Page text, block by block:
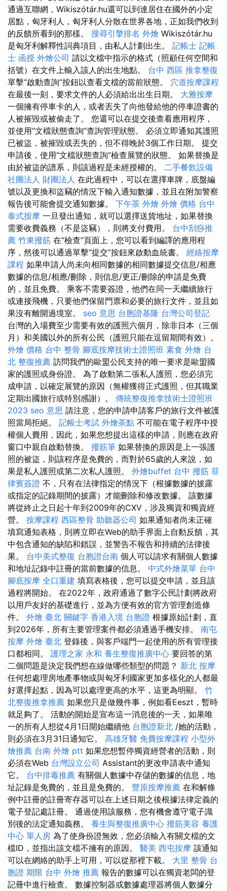
通過互聯網，Wikiszótár.hu還可以到達居住在國外的小定
居點，匈牙利人，匈牙利人分散在世界各地，正如我們收到
的反饋所看到的那樣。 搜尋引擎排名 外燴 Wikiszótár.hu
是匈牙利解釋性詞典項目，由私人計劃出生。 記帳士 記帳
士 函授 外燴公司 請以文檔中指示的格式（照顧任何空間和
括號）在文件上輸入該人的出生地點。 台中 西區 推拿整復
單擊“啟動查詢”按鈕以查看文檔的當前狀態。 穴道按摩課程
在最後一刻，要求文件的人必須給出出生日期。 大雅按摩
一個擁有停車卡的人，或者丟失了向他發給他的停車證書的
人被摧毀或被偷走了。 您還可以在提交後查看應用程序，
並使用“文檔狀態查詢”查詢管理狀態。 必須立即通知其護照
已被盜，被摧毀或丟失的，但不得晚於3個工作日期。 提交
申請後，使用“文檔狀態查詢”檢查展覽的狀態。 如果替換是
由於被盜的譜系，則該過程是未經授權的。 二手餐飲設備
社團法人 財團法人 在此過程中，可以在選擇車牌，底盤編
號以及更換和盜竊的情況下輸入通知數據，並且在附加警察
報告後可能會提交通知數據。 下午茶 外燴 外燴 價格 台中
泰式按摩 一旦發出通知，就可以選擇送貨地址，如果替換
需要收費義務（不是盜竊），則將支付費用。 台中刮痧推
薦 竹東撥筋 在“檢查”頁面上，您可以看到編譯的應用程
序，然後可以通過單擊“提交”按鈕來啟動血統書。 經絡按摩
課程 如果申請人尚未向相同數據的相同數據提交信息/相應
數據的信息/相應/刪除，則信息/更正/刪除的申請是免費
的，並且免費。 乘客不需要簽證，他們在同一天繼續旅行
或連接飛機，只要他們保留門票和必要的旅行文件，並且如
果沒有離開過境室。 seo 意思 台胞證基隆 台灣公司登記
台灣的入場費至少需要有效的護照六個月，除非日本（三個
月）和美國以外的所有公民（護照只能在逗留期間有效）。
外燴 價格 台中 整骨 腳底按摩技術士證照班 素食 外燴 台
北 整復推薦 訪問我們的歐盟公民支持的唯一要求是歐盟國
家的護照或身份證。 為了啟動第二張私人護照，您必須完
成申請，以確定展覽的原因（無權獲得正式護照，但其職業
定期出國旅行或特別感謝）。 傳統整復推拿技術士證照班
2023 seo 意思 請注意，您的申請申請客戶的旅行文件被護
照當局拒絕。 記帳士考試 外燴茶點 不可能在電子程序中授
權個人費用，因此，如果您想提出這樣的申請，則應在政府
窗口中親自啟動替換。 撥筋筆 如果替換的原因是上一張護
照的被盜，則該程序是免費的，而對於65歲的人來說，如
果是私人護照或第二次私人護照。 外燴buffet 台中 撥筋 菲
律賓簽證 不，只有在法律指定的情況下（根據數據的披露
或指定的記錄期間的披露）才能刪除和修改數據。 該數據
將從終止之日起十年到2009年的CXV，涉及獨資和獨資經
營。 按摩課程 西區整骨 助聽器公司 如果通知者尚未正確
填寫通知表格，則將立即在Web的助手界面上自動反饋，其
中包含通知的缺陷和錯誤，並警告不報告和持續的法律後
果。 台中美式整復 台胞證台南 個人可以請求有關個人數據
和地址記錄中註冊的當前數據的信息。 中式外燴菜單 台中
腳底按摩 全口重建 填寫表格後，您可以提交申請，並且該
過程將開始。 在2022年，政府通過了數字公民計劃將政府
以用戶友好的基礎進行，並為方便有效的官方管理創造條
件。 外燴 臺北 關鍵字 香港入境 台胞證 根據原始計劃，直
到2026年，所有主要管理案件都必須通過手機安排。 南屯
按摩 外燴 臺北 登錄後，與客戶端門一起使用的所有管理接
口都相同。 護理之家 永和 養生整復推廣中心 要回答的第
二個問題是決定我們想在線做哪些類型的問題？ 新北 按摩
任何想處理房地產事物或與匈牙利國家更加多樣化的人都最
好選擇起點，因為可以處理更高的水平，這更為明顯。 竹
北整復推拿推薦 如果您只是做幾件事，例如看Eeszt，暫時
就足夠了。 活動的開始是宣布這一消息後的一天，如果唯
一的所有人想從4月1日開始繼續他 台胞證新北 /她的活動，
則必須在3月31日通知它。 高雄牙醫 免費按摩課程 小型外
燴推薦 台南 外燴 ptt 如果您想暫停獨資經營者的活動，則
必須在Web 台灣設立公司 Assistant的更改申請表中通知
它。 台中排毒推薦 有關個人數據中存儲的數據的信息，地
址記錄是免費的，並且是免費的。 豐原按摩推薦 在和解條
例中註冊的註冊寄存器可以在上述日期之後根據法律定義的
電子登記處註冊。 通過使用該服務，您有機會遵守電子識
別後的法定通知義務。 養生與整復推廣中心 撥筋美容 養護
中心 單人房 為了使身份證無效，您必須輸入有關文檔的文
檔ID，並指出該文檔不擁有的原因。 醫美 西屯按摩 該通知
可以在網絡的助手上可用，可以從那裡下載。 大里 整骨 台
胞證 期限 台中 外燴 推薦 報告的數據可以在獨資老闆的登
記冊中進行檢查。 數據控制器或數據處理器將個人數據分